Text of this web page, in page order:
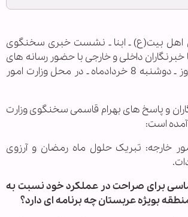
اهل بیت(ع) ـ ابنا ـ نشست خبری سخنگوی
خبرنگاران داخلی و خارجی با حضور رسانه های
داخلی و خارجی امروز ـ دوشنبه 8 خردادماه ـ در محل وزارت امور
و پاسخ های بهرام قاسمی سخنگوی وزارت
آمده است:
خارجه: تبریک حلول ماه رمضان و آرزوی
برای صراحت در عملکرد خود نسبت به
بویژه عربستان چه برنامه ای دارد؟